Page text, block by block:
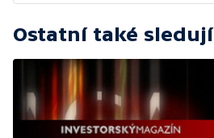
Ostatní také sledují